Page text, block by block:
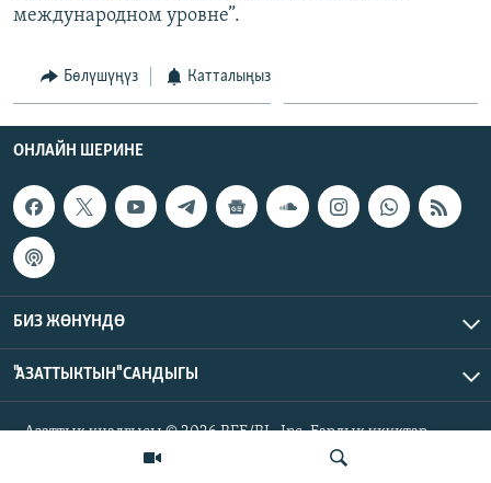
международном уровне”.
Бөлүшүңүз Катталыңыз
ОНЛАЙН ШЕРИНЕ
БИЗ ЖӨНҮНДӨ
"АЗАТТЫКТЫН" САНДЫГЫ
Азаттык үналгысы © 2026 RFE/RL, Inc. Бардык укуктар